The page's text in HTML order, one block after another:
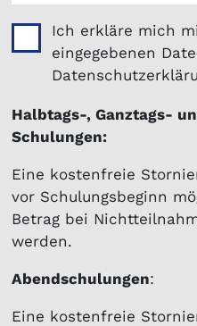
Ich erkläre mich
eingegebenen
Halbtags-, Ganztags-
Schulungen:
Eine kostenfreie
vor Schulungsbeginn
Betrag bei
werden.
Abendschulungen:
Eine kostenfreie